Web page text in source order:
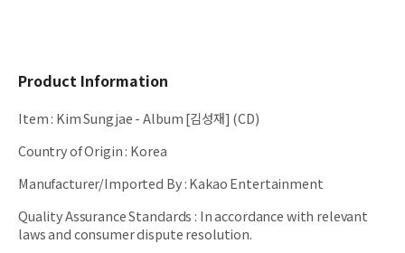
Product Information
Item: Kim Sungjae - Album [김성재] (CD)
Country of Origin: Korea
Manufacturer/Imported By:Kakao Entertainment
Quality Assurance Standards : In accordance with relevant
laws and consumer dispute resolution.